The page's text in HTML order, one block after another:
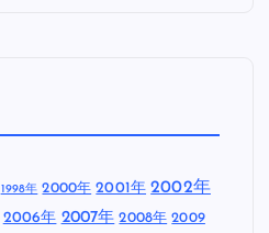
1998年 2000年 2001年 2002年
2006年 2007年 2008年 2009